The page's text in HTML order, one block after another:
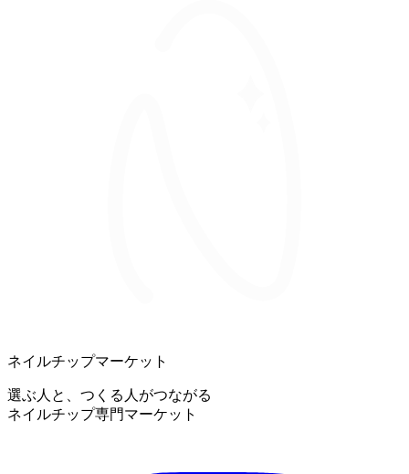
ネイルチップマーケット
選ぶ人と、つくる人がつながる
ネイルチップ専門マーケット